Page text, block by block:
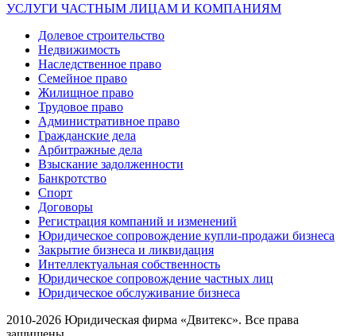
УСЛУГИ ЧАСТНЫМ ЛИЦАМ И КОМПАНИЯМ
Долевое строительство
Недвижимость
Наследственное право
Семейное право
Жилищное право
Трудовое право
Административное право
Гражданские дела
Арбитражные дела
Взыскание задолженности
Банкротство
Спорт
Договоры
Регистрация компаний и изменений
Юридическое сопровождение купли-продажи бизнеса
Закрытие бизнеса и ликвидация
Интеллектуальная собственность
Юридическое сопровождение частных лиц
Юридическое обслуживание бизнеса
2010-2026 Юридическая фирма «Двитекс». Все права